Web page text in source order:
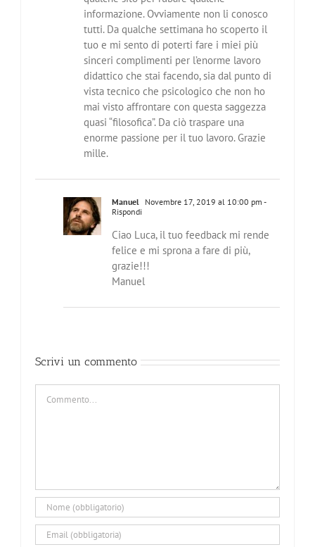
informazione. Ovviamente non li conosco
tutti. Da qualche settimana ho scoperto il
tuo e mi sento di poterti fare i miei più
sinceri complimenti per l’enorme lavoro
didattico che stai facendo, sia dal punto di
vista tecnico che psicologico che non ho
mai visto affrontare con questa saggezza
quasi “filosofica”. Da ciò traspare una
enorme passione per il tuo lavoro. Grazie
mille.
Manuel Novembre 17, 2019 al 10:00 pm -
Rispondi
Ciao Luca, il tuo feedback mi rende
felice e mi sprona a fare di più,
grazie!!!
Manuel
Scrivi un commento